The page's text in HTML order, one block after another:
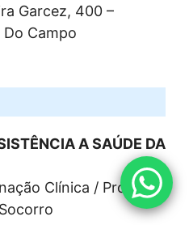
Garcez, 400 –
Campo
A SAÚDE DA
Clínica / Pronto